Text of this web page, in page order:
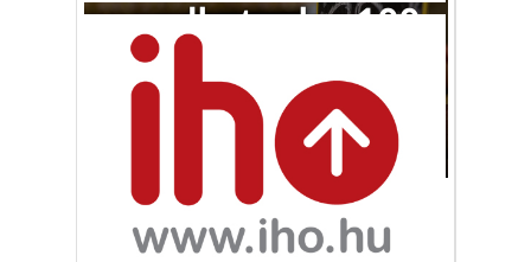
mondhatunk a 100
százalékos
narancslének?
A narancskrízis létező és évről évre egyre
súlyosbodó jelenség.